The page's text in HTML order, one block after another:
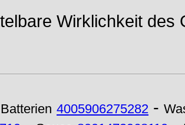
Wirklichkeit des
Batterien 4005906275282 -